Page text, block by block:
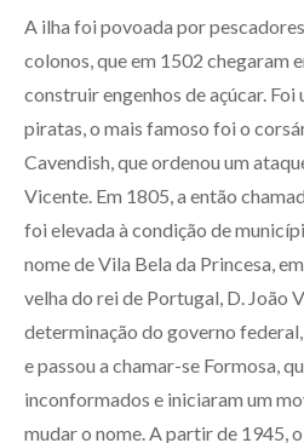
A ilha foi povoada por
colonos, que em 1502 chegaram
construir engenhos de açúcar.
piratas, o mais famoso foi o
Cavendish, que ordenou um
Vicente. Em 1805, a então
foi elevada à condição de
nome de Vila Bela da Princesa,
velha do rei de Portugal, D. João
determinação do governo
e passou a chamar-se Formosa,
inconformados e iniciaram um
mudar o nome. A partir de 1945,